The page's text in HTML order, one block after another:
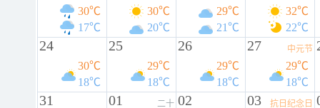
30℃
17℃
30℃
20℃
29℃
21℃
32℃
22℃
24
30℃
18℃
25
29℃
18℃
26
29℃
18℃
27 中元节
29℃
18℃
31 01 二十 02 03 抗日纪念日